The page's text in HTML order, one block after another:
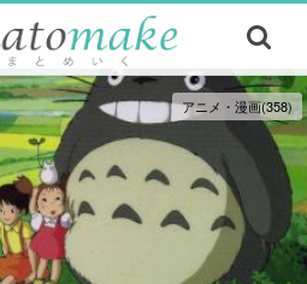
アニメ・漫画(358)